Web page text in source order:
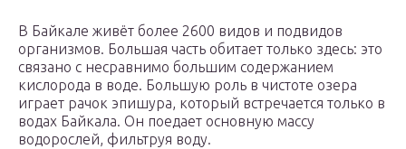
В Байкале живёт более 2600 видов и подвидов
организмов. Большая часть обитает только здесь: это
связано с несравнимо большим содержанием
кислорода в воде. Большую роль в чистоте озера
играет рачок эпишура, который встречается только в
водах Байкала. Он поедает основную массу
водорослей, фильтруя воду.